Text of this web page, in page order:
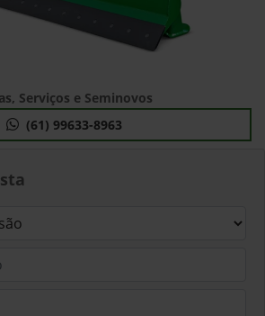
Serviços e Seminovos
(61) 99633-8963